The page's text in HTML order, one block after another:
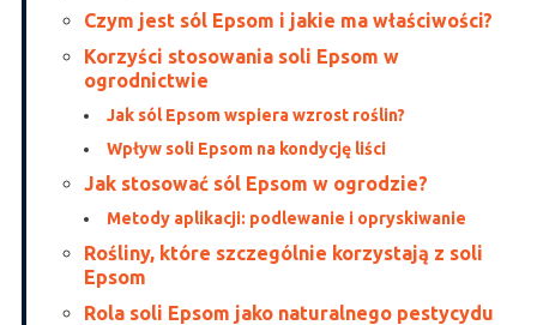
Czym jest sól Epsom i jakie ma właściwości?
Korzyści stosowania soli Epsom w
ogrodnictwie
Jak sól Epsom wspiera wzrost roślin?
Wpływ soli Epsom na kondycję liści
Jak stosować sól Epsom w ogrodzie?
Metody aplikacji: podlewanie i opryskiwanie
Rośliny, które szczególnie korzystają z soli
Epsom
Rola soli Epsom jako naturalnego pestycydu